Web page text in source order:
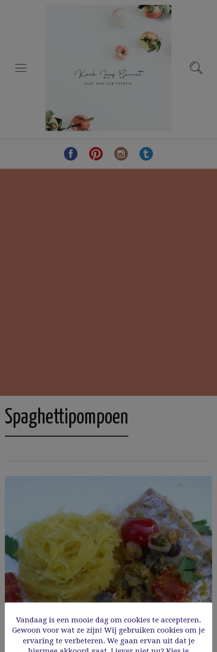
Spaghettipompoen
Spaghettipompoen met kabeljauw,
Vandaag is een mooie dag om cookies te accepteren.
Gewoon voor wat ze zijn! Wij gebruiken cookies om je
ervaring te verbeteren. We gaan ervan uit dat je